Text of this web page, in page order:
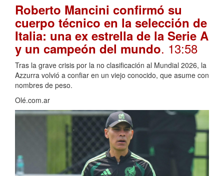
Roberto Mancini confirmó su
cuerpo técnico en la selección de
Italia: una ex estrella de la Serie A
y un campeón del mundo. 13:58
Tras la grave crisis por la no clasificación al Mundial 2026, la
Azzurra volvió a confiar en un viejo conocido, que asume con
nombres de peso.
Olé.com.ar